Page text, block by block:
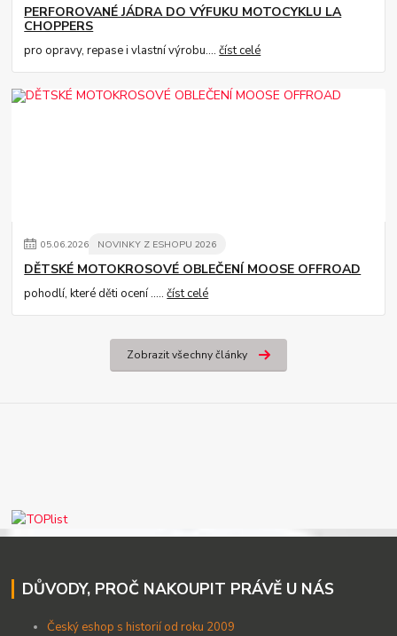
PERFOROVANÉ JÁDRA DO VÝFUKU MOTOCYKLU LA
CHOPPERS
pro opravy, repase i vlastní výrobu....číst celé
05.06.2026 NOVINKY Z ESHOPU 2026
DĚTSKÉ MOTOKROSOVÉ OBLEČENÍ MOOSE OFFROAD
pohodlí, které děti ocení .....číst celé
Zobrazit všechny články
DŮVODY, PROČ NAKOUPIT PRÁVĚ U NÁS
Český eshop s historií od roku 2009